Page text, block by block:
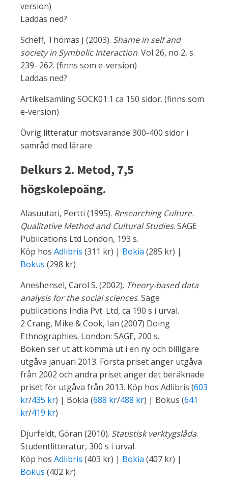
version)
Laddas ned?
Scheff, Thomas J (2003). Shame in self and
society in Symbolic Interaction. Vol 26, no 2, s.
239- 262. (finns som e-version)
Laddas ned?
Artikelsamling SOCK01:1 ca 150 sidor. (finns som
e-version)
Övrig litteratur motsvarande 300-400 sidor i
samråd med lärare
Delkurs 2. Metod, 7,5
högskolepoäng.
Alasuutari, Pertti (1995). Researching Culture.
Qualitative Method and Cultural Studies. SAGE
Publications Ltd London, 193 s.
Köp hos Adlibris (311 kr) | Bokia (285 kr) |
Bokus (298 kr)
Aneshensel, Carol S. (2002). Theory-based data
analysis for the social sciences. Sage
publications India Pvt. Ltd, ca 190 s i urval.
2 Crang, Mike & Cook, Ian (2007) Doing
Ethnographies. London: SAGE, 200 s.
Boken ser ut att komma ut i en ny och billigare
utgåva januari 2013. Första priset anger utgåva
från 2002 och andra priset anger det beräknade
priset för utgåva från 2013. Köp hos Adlibris (603
kr/435 kr) | Bokia (688 kr/488 kr) | Bokus (641
kr/419 kr)
Djurfeldt, Göran (2010). Statistisk verktygslåda.
Studentlitteratur, 300 s i urval.
Köp hos Adlibris (403 kr) | Bokia (407 kr) |
Bokus (402 kr)